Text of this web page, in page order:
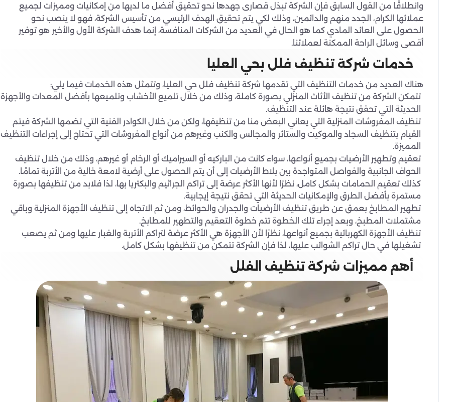
وانطلاقًا من القول السابق فإن الشركة تبذل قصارى جهدها نحو تحقيق أفضل ما لديها من إمكانيات ومميزات لجميع
عملائها الكرام، الجدد منهم والدائمين، وذلك لكي يتم تحقيق الهدف الرئيسي من تأسيس الشركة، فهو لا ينصب نحو
الحصول على العائد المادي كما هو الحال في العديد من الشركات المنافسة، إنما هدف الشركة الأول والأخير هو توفير
أقصى وسائل الراحة الممكنة لعملائنا.
خدمات شركة تنظيف فلل بحي العليا
هناك العديد من خدمات التنظيف التي تقدمها شركة تنظيف فلل حي العليا، وتتمثل هذه الخدمات فيما يلي:
تتمكن الشركة من تنظيف الأثاث المنزلي بصورة كاملة، وذلك من خلال تلميع الأخشاب وتلميعها بأفضل المعدات والأجهزة
الحديثة التي تحقق نتيجة هائلة عند التنظيف.
تنظيف المفروشات المنزلية التي يعاني البعض منا من تنظيفها، ولكن من خلال الكوادر الفنية التي تضمها الشركة فيتم
القيام بتنظيف السجاد والموكيت والستائر والمجالس والكنب وغيرهم من أنواع المفروشات التي تحتاج إلى إجراءات التنظيف
المميزة.
تعقيم وتطهير الأرضيات بجميع أنواعها، سواء كانت من الباركيه أو السيراميك أو الرخام أو غيرهم، وذلك من خلال تنظيف
الحواف الجانبية والفواصل المتواجدة بين بلاط الأرضيات إلى أن يتم الحصول على أرضية لامعة خالية من الأتربة تمامًا.
كذلك تعقيم الحمامات بشكل كامل، نظرًا لأنها الأكثر عرضة إلى تراكم الجراثيم والبكتريا بها، لذا فلابد من تنظيفها بصورة
مستمرة بأفضل الطرق والإمكانيات الحديثة التي تحقق نتيجة إيجابية.
تطهير المطابخ بعمق عن طريق تنظيف الأرضيات والجدران والحوائط، ومن ثم الاتجاه إلى تنظيف الأجهزة المنزلية وباقي
مشتملات المطبخ، وبعد إجراء تلك الخطوة تتم خطوة التعقيم والتطهير للمطابخ.
تنظيف الأجهزة الكهربائية بجميع أنواعها، نظرًا لأن الأجهزة هي الأكثر عرضة لتراكم الأتربة والغبار عليها ومن ثم يصعب
تشغيلها في حال تراكم الشوائب عليها، لذا فإن الشركة تتمكن من تنظيفها بشكل كامل.
أهم مميزات شركة تنظيف الفلل